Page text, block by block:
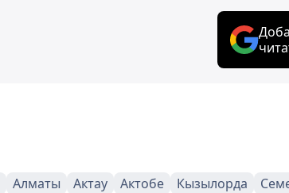
Алматы Актау Актобе Кызылорда